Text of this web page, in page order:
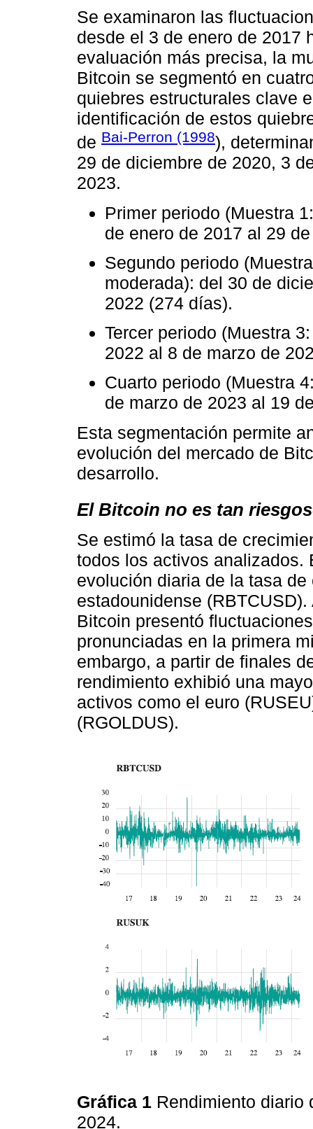
Se examinaron las
desde el 3 de enero de 2017
evaluación más precisa, la
Bitcoin se segmentó en
quiebres estructurales clave
identificación de estos
de Bai-Perron (1998),
29 de diciembre de 2020, 3
2023.
Primer periodo (Muestra
de enero de 2017 al 29
Segundo periodo
moderada): del 30 de
2022 (274 días).
Tercer periodo (Muestra
2022 al 8 de marzo de
Cuarto periodo (Muestra
de marzo de 2023 al 19
Esta segmentación permite
evolución del mercado de
desarrollo.
El Bitcoin no es tan
Se estimó la tasa de
todos los activos analizados.
evolución diaria de la tasa
estadounidense
Bitcoin presentó
pronunciadas en la primera
embargo, a partir de finales
rendimiento exhibió una
activos como el euro
(RGOLDUS).
Gráfica 1 Rendimiento diario
2024.